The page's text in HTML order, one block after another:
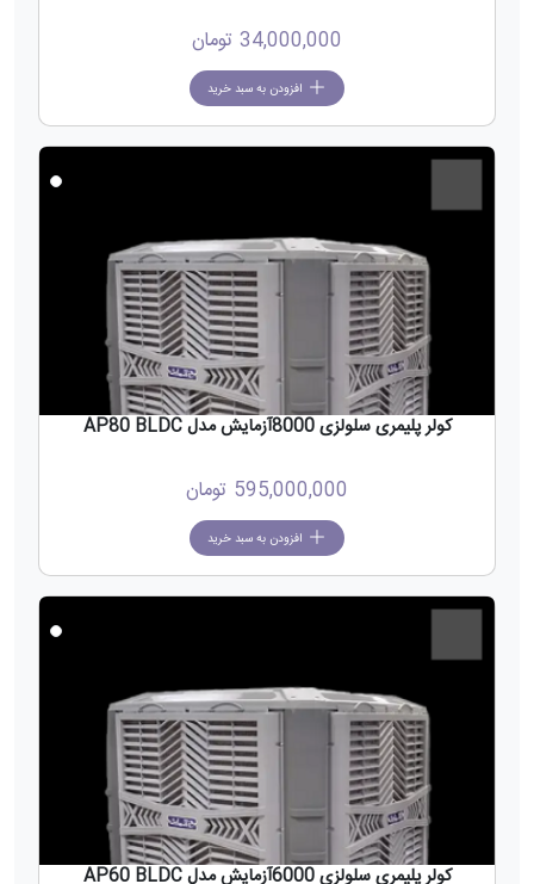
34,000,000 تومان
افزودن به سبد خرید
کولر پلیمری سلولزی 8000آزمایش مدل AP80 BLDC
595,000,000 تومان
افزودن به سبد خرید
کولر پلیمری سلولزی 6000آزمایش مدل AP60 BLDC